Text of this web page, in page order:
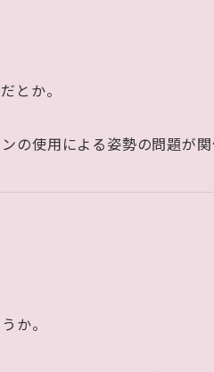
とか。
の使用による姿勢の問題が関
か。